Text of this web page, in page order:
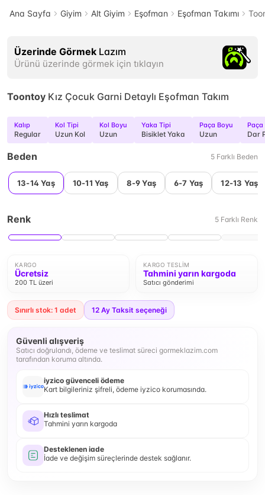
Ana Sayfa Giyim Alt Giyim Eşofman Eşofman Takımı
Üzerinde Görmek Lazım
Ürünü üzerinde görmek için tıklayın
Toontoy Kız Çocuk Garni Detaylı Eşofman Takım
Kalıp
Regular
Kol Tipi
Uzun Kol
Kol Boyu
Uzun
Yaka Tipi
Bisiklet Yaka
Paça Boyu
Uzun
Paça
Dar
Beden 5 Farklı Beden
13-14 Yaş 10-11 Yaş 8-9 Yaş 6-7 Yaş 12-13 Yaş
Renk 5 Farklı Renk
KARGO
Ücretsiz
200 TL üzeri
KARGO TESLIM
Tahmini yarın kargoda
Satıcı gönderimi
Sınırlı stok: 1 adet 12 Ay Taksit seçeneği
Güvenli alışveriş
Satıcı doğrulandı, ödeme ve teslimat süreci gormeklazim.com
tarafından koruma altında.
iyzico güvenceli ödeme
Kart bilgileriniz şifreli, ödeme iyzico korumasında.
Hızlı teslimat
Tahmini yarın kargoda
Desteklenen iade
İade ve değişim süreçlerinde destek sağlanır.